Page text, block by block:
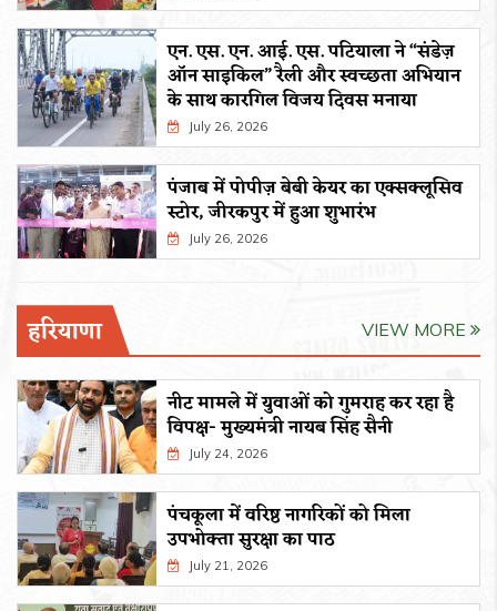
एन. एस. एन. आई. एस. पटियाला ने “संडेज़
ऑन साइकिल” रैली और स्वच्छता अभियान
के साथ कारगिल विजय दिवस मनाया
July 26, 2026
पंजाब में पोपीज़ बेबी केयर का एक्सक्लूसिव
स्टोर, जीरकपुर में हुआ शुभारंभ
July 26, 2026
हरियाणा VIEW MORE
नीट मामले में युवाओं को गुमराह कर रहा है
विपक्ष- मुख्यमंत्री नायब सिंह सैनी
July 24, 2026
पंचकूला में वरिष्ठ नागरिकों को मिला
उपभोक्ता सुरक्षा का पाठ
July 21, 2026